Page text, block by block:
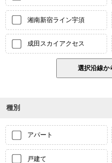
湘南新宿ライン宇須
成田スカイアクセス
種別
アパート
戸建て